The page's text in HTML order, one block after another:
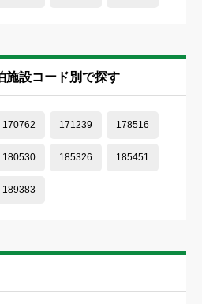
施設コード別で探す
170762 171239 178516
180530 185326 185451
189383